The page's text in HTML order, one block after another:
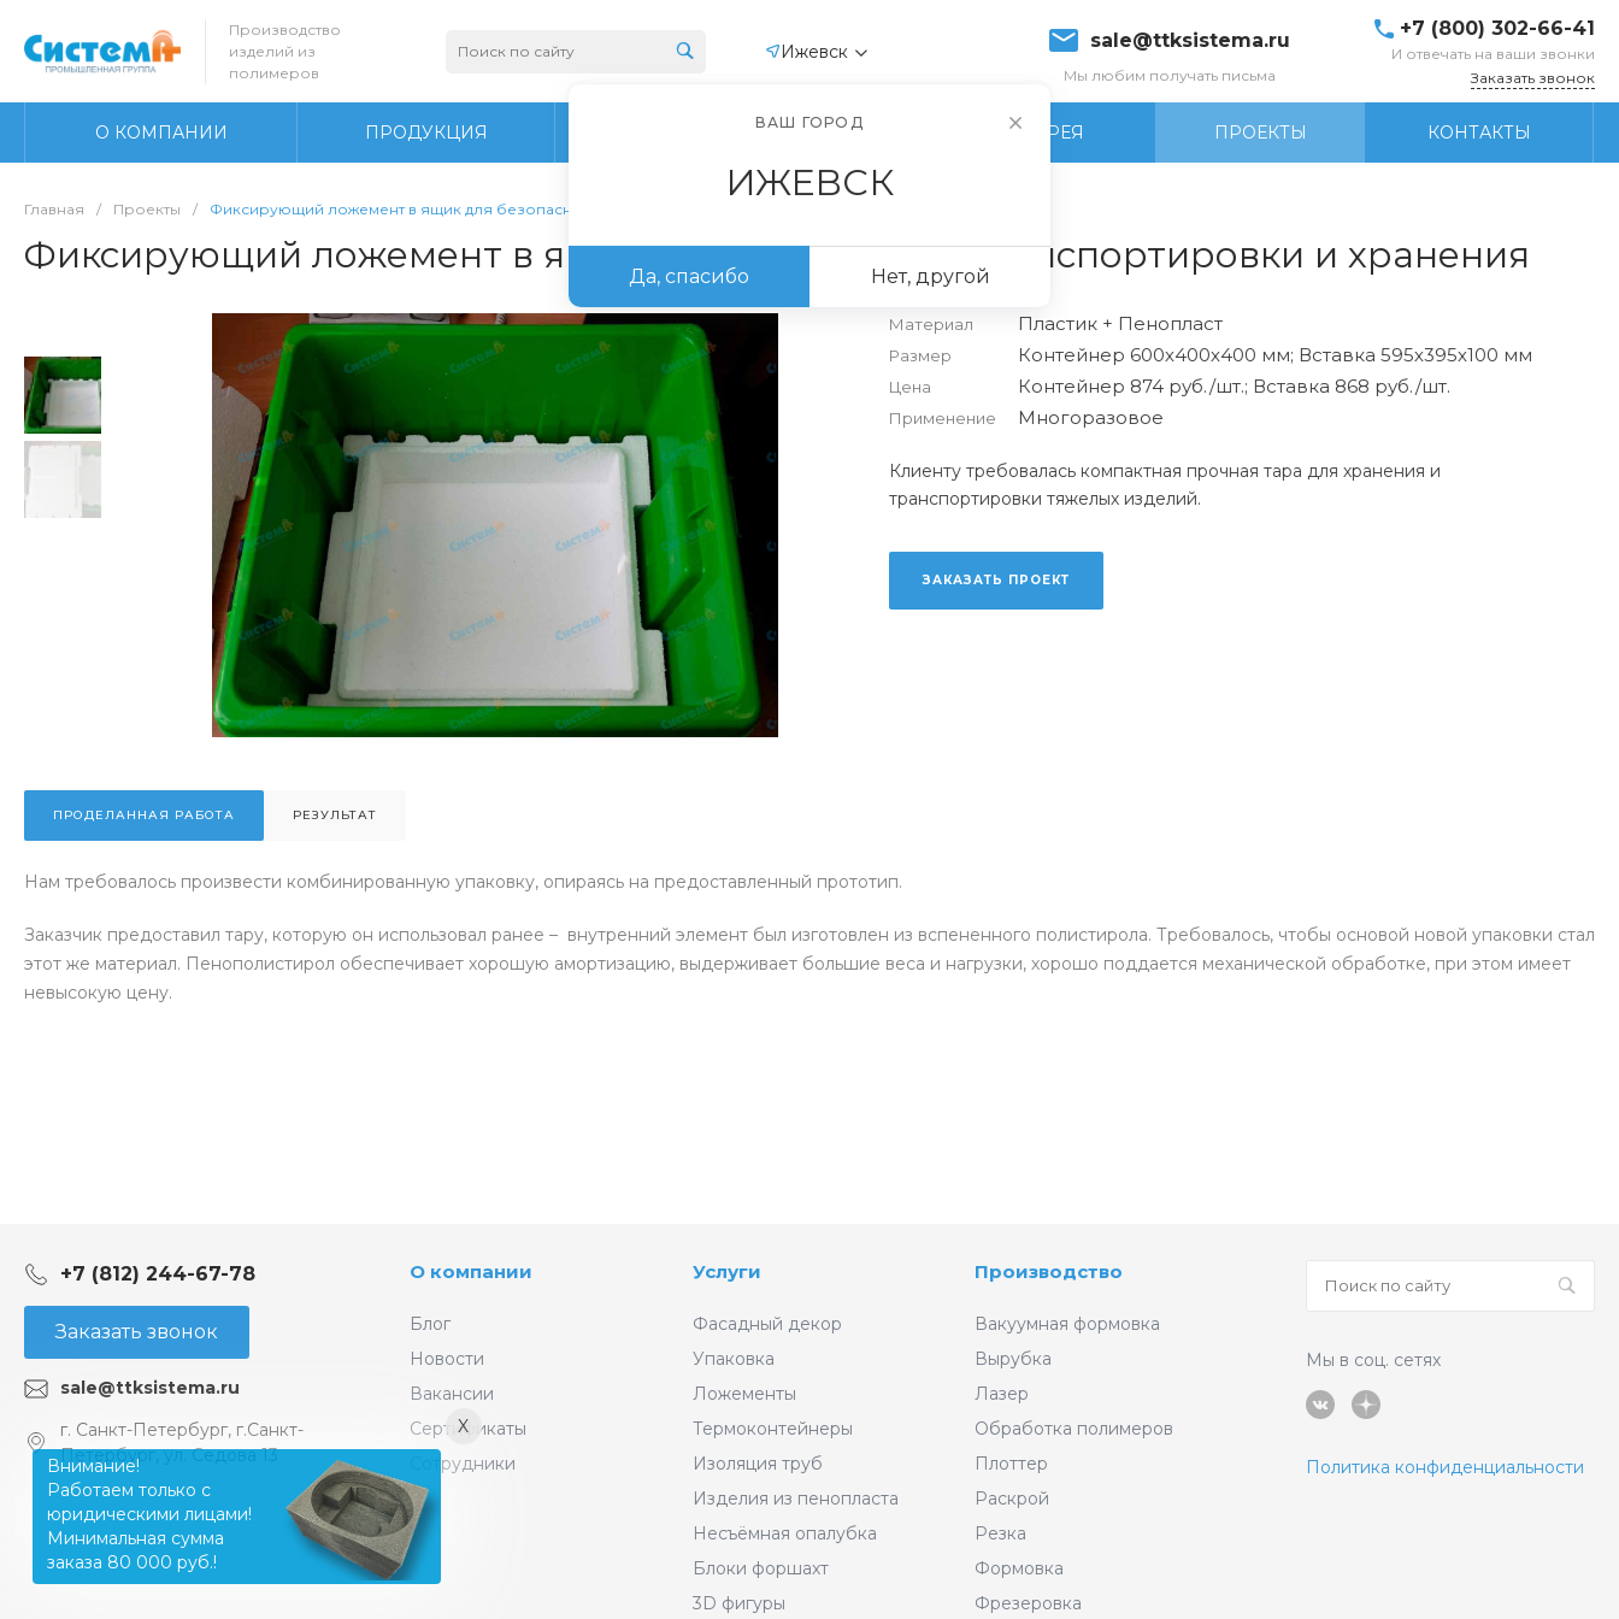
Производство
изделий из
полимеров
Ижевск sale@ttksistema.ru
Мы любим получать письма
+7 (800) 302-66-41
И отвечать на ваши звонки
Заказать звонок
О КОМПАНИИ ПРОДУКЦИЯ ПРОИЗВОДСТВО ФОТОГАЛЕРЕЯ ПРОЕКТЫ КОНТАКТЫ
Главная / Проекты / Фиксирующий ложемент в ящик для безопасной транспортировки и хранения
Фиксирующий ложемент в ящик для безопасной транспортировки и хранения
Материал
Размер
Цена
Применение
Пластик + Пенопласт
Контейнер 600х400х400 мм; Вставка 595х395х100 мм
Контейнер 874 руб./шт.; Вставка 868 руб./шт.
Многоразовое
Клиенту требовалась компактная прочная тара для хранения и
транспортировки тяжелых изделий.
ЗАКАЗАТЬ ПРОЕКТ
ПРОДЕЛАННАЯ РАБОТА РЕЗУЛЬТАТ
Нам требовалось произвести комбинированную упаковку, опираясь на предоставленный прототип.
Заказчик предоставил тару, которую он использовал ранее – внутренний элемент был изготовлен из вспененного полистирола. Требовалось, чтобы основой новой упаковки стал
этот же материал. Пенополистирол обеспечивает хорошую амортизацию, выдерживает большие веса и нагрузки, хорошо поддается механической обработке, при этом имеет
невысокую цену.
+7 (812) 244-67-78
Заказать звонок
sale@ttksistema.ru
г. Санкт-Петербург, г.Санкт-
Петербург, ул. Седова 13
О компании
Блог
Новости
Вакансии
Сертификаты
Сотрудники
Услуги
Фасадный декор
Упаковка
Ложементы
Термоконтейнеры
Изоляция труб
Изделия из пенопласта
Несъёмная опалубка
Блоки форшахт
3D фигуры
Производство
Вакуумная формовка
Вырубка
Лазер
Обработка полимеров
Плоттер
Раскрой
Резка
Формовка
Фрезеровка
Мы в соц. сетях
Политика конфиденциальности
X
Внимание!
Работаем только с
юридическими лицами!
Минимальная сумма
заказа 80 000 руб.!
ВАШ ГОРОД
ИЖЕВСК
Да, спасибо Нет, другой